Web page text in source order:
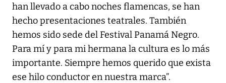
han llevado a cabo noches flamencas, se han
hecho presentaciones teatrales. También
hemos sido sede del Festival Panamá Negro.
Para mí y para mi hermana la cultura es lo más
importante. Siempre hemos querido que exista
ese hilo conductor en nuestra marca”.